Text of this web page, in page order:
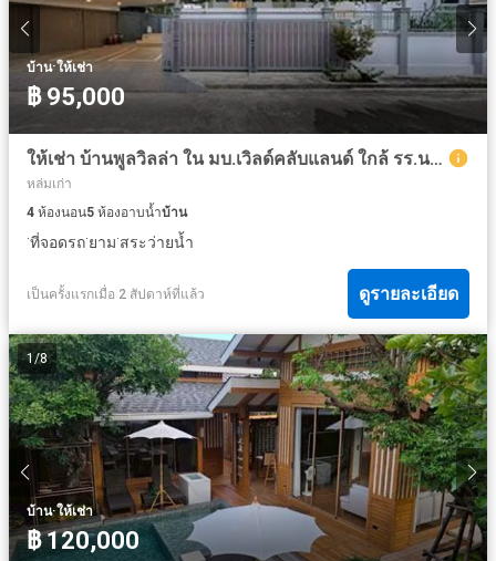
บ้าน·ให้เช่า
฿ 95,000
ให้เช่า บ้านพูลวิลล่า ใน มบ.เวิลด์คลับแลนด์ ใกล้ รร.นานาชาติเมอริตันบริท , ใกล้สวนราชพฤกษ์เชียงใหม่
หล่มเก่า
4 ห้องนอน5 ห้องอาบน้ำบ้าน
·ที่จอดรถ·ยาม·สระว่ายน้ำ
เป็นครั้งแรกเมื่อ 2 สัปดาห์ที่แล้ว ดูรายละเอียด
1/8
บ้าน·ให้เช่า
฿ 120,000